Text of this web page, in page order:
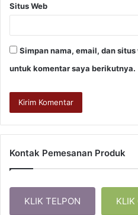
Situs Web
Simpan nama, email, dan
untuk komentar saya berikutnya.
Kontak Pemesanan Produk
KLIK TELPON KLIK